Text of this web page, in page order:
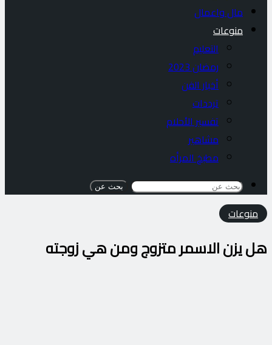
مال واعمال
منوعات
التعليم
رمضان 2023
أخبار الفن
ترددات
تفسير الأحلام
مشاهير
مطبخ المرأه
بحث عن
منوعات
هل يزن الاسمر متزوج ومن هي زوجته